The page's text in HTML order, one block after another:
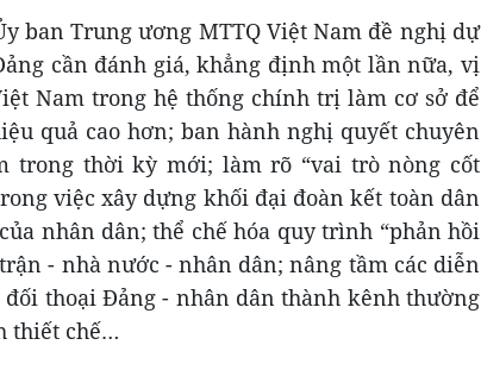
ban Trung ương MTTQ Việt Nam đề nghị dự
cần đánh giá, khẳng định một lần nữa, vị
Nam trong hệ thống chính trị làm cơ sở để
quả cao hơn; ban hành nghị quyết chuyên
trong thời kỳ mới; làm rõ “vai trò nòng cốt
việc xây dựng khối đại đoàn kết toàn dân
nhân dân; thể chế hóa quy trình “phản hồi
- nhà nước - nhân dân; nâng tầm các diễn
thoại Đảng - nhân dân thành kênh thường
thiết chế…